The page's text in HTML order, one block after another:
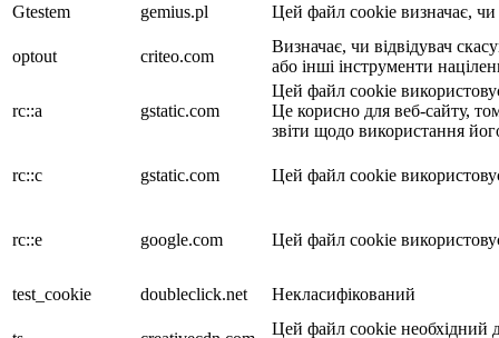
Gtestem
gemius.pl Цей файл cookie визначає,
optout criteo.com
Визначає, чи відвідувач
або інші інструменти
rc::a gstatic.com
Цей файл cookie
Це корисно для веб-сайту,
звіти щодо використання
rc::c gstatic.com Цей файл cookie
rc::e google.com Цей файл cookie
test_cookie doubleclick.net Некласифікований
Цей файл cookie необхідний